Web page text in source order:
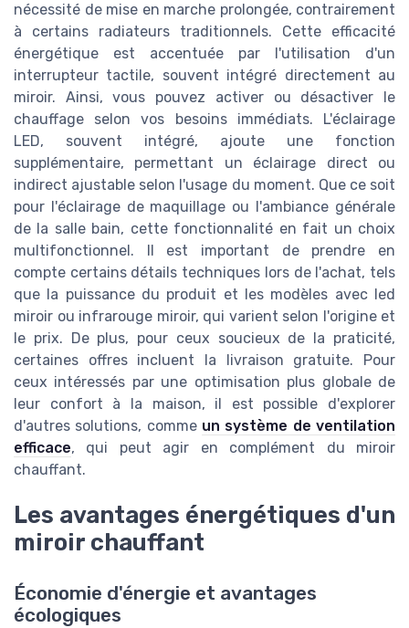
nécessité de mise en marche prolongée, contrairement
à certains radiateurs traditionnels. Cette efficacité
énergétique est accentuée par l'utilisation d'un
interrupteur tactile, souvent intégré directement au
miroir. Ainsi, vous pouvez activer ou désactiver le
chauffage selon vos besoins immédiats. L'éclairage
LED, souvent intégré, ajoute une fonction
supplémentaire, permettant un éclairage direct ou
indirect ajustable selon l'usage du moment. Que ce soit
pour l'éclairage de maquillage ou l'ambiance générale
de la salle bain, cette fonctionnalité en fait un choix
multifonctionnel. Il est important de prendre en
compte certains détails techniques lors de l'achat, tels
que la puissance du produit et les modèles avec led
miroir ou infrarouge miroir, qui varient selon l'origine et
le prix. De plus, pour ceux soucieux de la praticité,
certaines offres incluent la livraison gratuite. Pour
ceux intéressés par une optimisation plus globale de
leur confort à la maison, il est possible d'explorer
d'autres solutions, comme un système de ventilation
efficace, qui peut agir en complément du miroir
chauffant.
Les avantages énergétiques d'un
miroir chauffant
Économie d'énergie et avantages
écologiques